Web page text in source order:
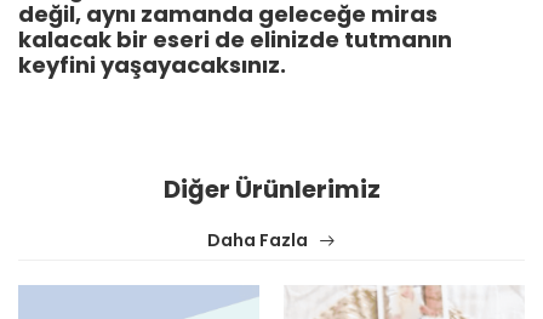
değil, aynı zamanda geleceğe miras
kalacak bir eseri de elinizde tutmanın
keyfini yaşayacaksınız.
Diğer Ürünlerimiz
Daha Fazla